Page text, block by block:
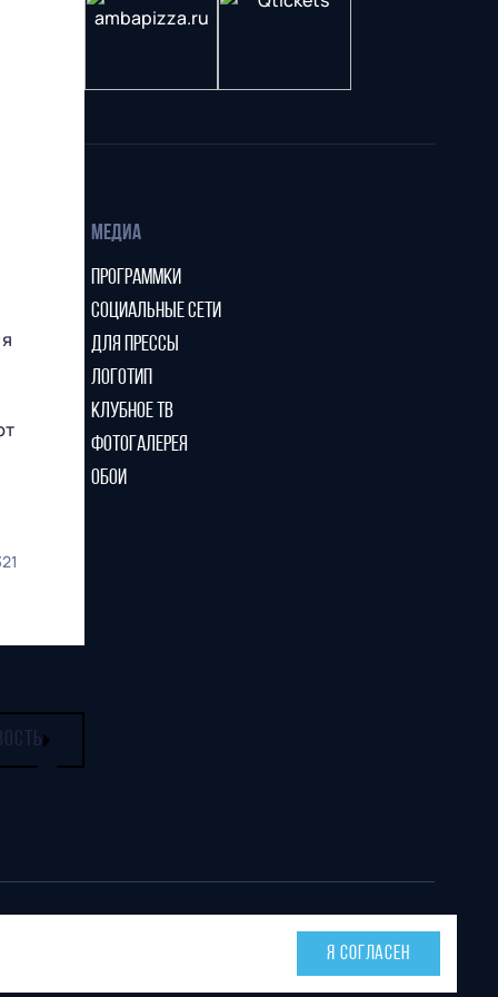
МЕДИА
ПРОГРАММКИ
СОЦИАЛЬНЫЕ СЕТИ
ДЛЯ ПРЕССЫ
ЛОГОТИП
КЛУБНОЕ ТВ
ФОТОГАЛЕРЕЯ
ОБОИ
press@fcnn.ru
Я СОГЛАСЕН